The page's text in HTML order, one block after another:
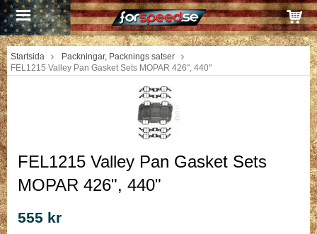
Startsida
Packningar, Packnings satser
FEL1215 Valley Pan Gasket Sets MOPAR 426", 440"
FEL1215 Valley Pan Gasket Sets
MOPAR 426", 440"
555 kr